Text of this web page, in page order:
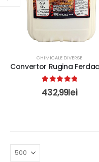
CHIMICALE DIVERSE
Convertor Rugina
5.00 out of 5
432,99lei